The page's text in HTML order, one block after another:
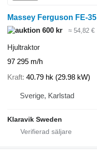
Massey Ferguson FE-35
600 kr
≈ 54,82 €
Hjultraktor
97 295 m/h
Kraft 40.79 hk (29.98 kW)
Sverige, Karlstad
Klaravik Sweden